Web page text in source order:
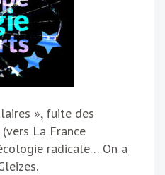
», fuite des
La France
radicale… On a